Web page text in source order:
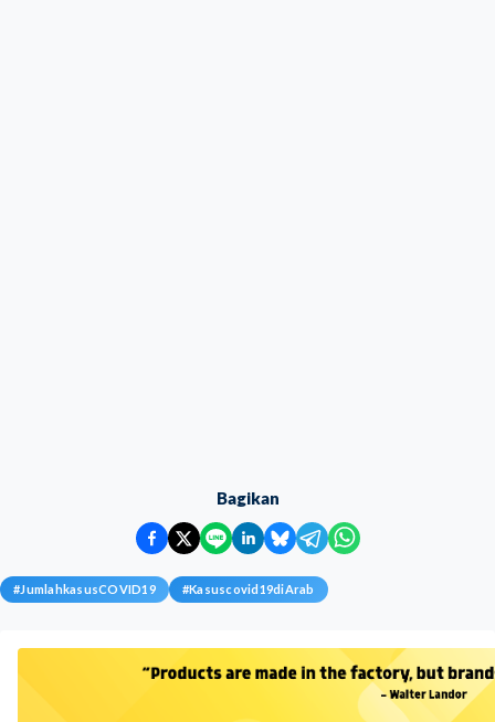
Bagikan
#JumlahkasusCOVID19 #Kasuscovid19diArab